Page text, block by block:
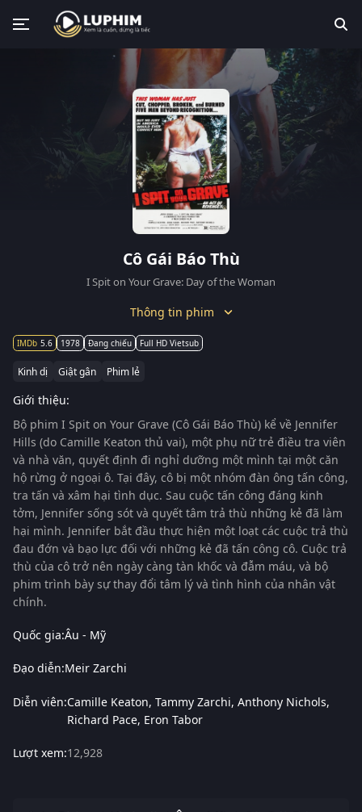
Cô Gái Báo Thù
I Spit on Your Grave: Day of the Woman
Thông tin phim
5.6 1978 Đang chiếu Full HD Vietsub
Kinh dị Giật gân Phim lẻ
Giới thiệu:
Bộ phim I Spit on Your Grave (Cô Gái Báo Thù) kể về Jennifer
Hills (do Camille Keaton thủ vai), một phụ nữ trẻ điều tra viên
và nhà văn, quyết định đi nghỉ dưỡng một mình tại một căn
hộ rừng ở ngoại ô. Tại đây, cô bị một nhóm đàn ông tấn công,
tra tấn và xâm hại tình dục. Sau cuộc tấn công đáng kinh
tởm, Jennifer sống sót và quyết tâm trả thù những kẻ đã làm
hại mình. Jennifer bắt đầu thực hiện một loạt các cuộc trả thù
đau đớn và bạo lực đối với những kẻ đã tấn công cô. Cuộc trả
thù của cô trở nên ngày càng tàn khốc và đẫm máu, và bộ
phim trình bày sự thay đổi tâm lý và tình hình của nhân vật
chính.
Quốc gia:Âu - Mỹ
Đạo diễn:Meir Zarchi
Diễn viên:Camille Keaton Tammy Zarchi Anthony Nichols
Richard Pace Eron Tabor
Lượt xem:12,928